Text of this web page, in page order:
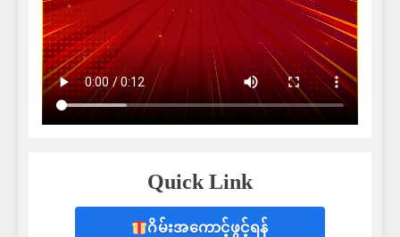
Quick Link
ဂိမ်းအကောင့်ဖွင့်ရန်